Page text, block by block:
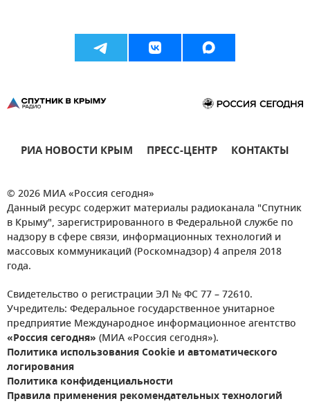
РИА НОВОСТИ КРЫМ ПРЕСС-ЦЕНТР КОНТАКТЫ
© 2026 МИА «Россия сегодня»
Данный ресурс содержит материалы радиоканала "Спутник
в Крыму", зарегистрированного в Федеральной службе по
надзору в сфере связи, информационных технологий и
массовых коммуникаций (Роскомнадзор) 4 апреля 2018
года.
Свидетельство о регистрации ЭЛ № ФС 77 – 72610.
Учредитель: Федеральное государственное унитарное
предприятие Международное информационное агентство
«Россия сегодня» (МИА «Россия сегодня»).
Политика использования Cookie и автоматического
логирования
Политика конфиденциальности
Правила применения рекомендательных технологий